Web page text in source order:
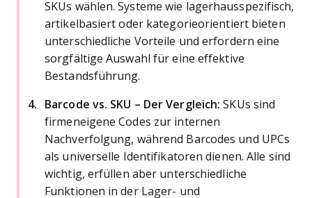
SKUs wählen. Systeme wie lagerhausspezifisch,
artikelbasiert oder kategorieorientiert bieten
unterschiedliche Vorteile und erfordern eine
sorgfältige Auswahl für eine effektive
Bestandsführung.
Barcode vs. SKU – Der Vergleich:SKUs sind
firmeneigene Codes zur internen
Nachverfolgung, während Barcodes und UPCs
als universelle Identifikatoren dienen. Alle sind
wichtig, erfüllen aber unterschiedliche
Funktionen in der Lager- und